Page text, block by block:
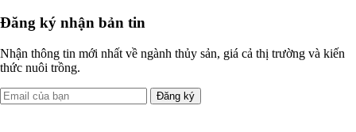
Đăng ký nhận bản tin
Nhận thông tin mới nhất về ngành thủy sản, giá cả thị trường và kiến
thức nuôi trồng.
Đăng ký